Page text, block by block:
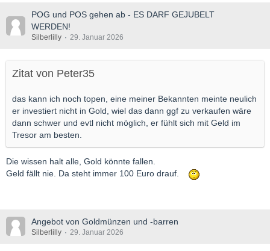
POG und POS gehen ab - ES DARF GEJUBELT
WERDEN!
Silberlilly 29. Januar 2026
Zitat von Peter35
das kann ich noch topen, eine meiner Bekannten meinte neulich
er investiert nicht in Gold, wiel das dann ggf zu verkaufen wäre
dann schwer und evtl nicht möglich, er fühlt sich mit Geld im
Tresor am besten.
Die wissen halt alle, Gold könnte fallen.
Geld fällt nie. Da steht immer 100 Euro drauf.
Angebot von Goldmünzen und -barren
Silberlilly 29. Januar 2026